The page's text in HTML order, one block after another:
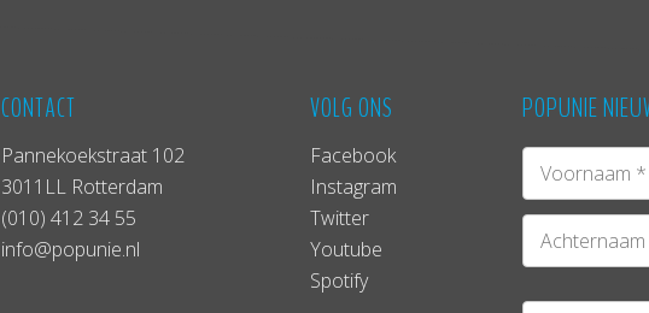
CONTACT
Pannekoekstraat 102
3011LL Rotterdam
(010) 412 34 55
info@popunie.nl
VOLG ONS
Facebook
Instagram
Twitter
Youtube
Spotify
POPUNIE